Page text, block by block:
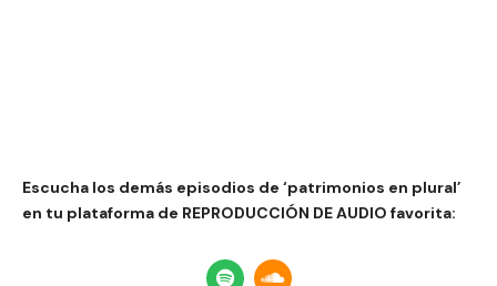
Escucha los demás episodios de ‘patrimonios en plural’
en tu plataforma de REPRODUCCIÓN DE AUDIO favorita: